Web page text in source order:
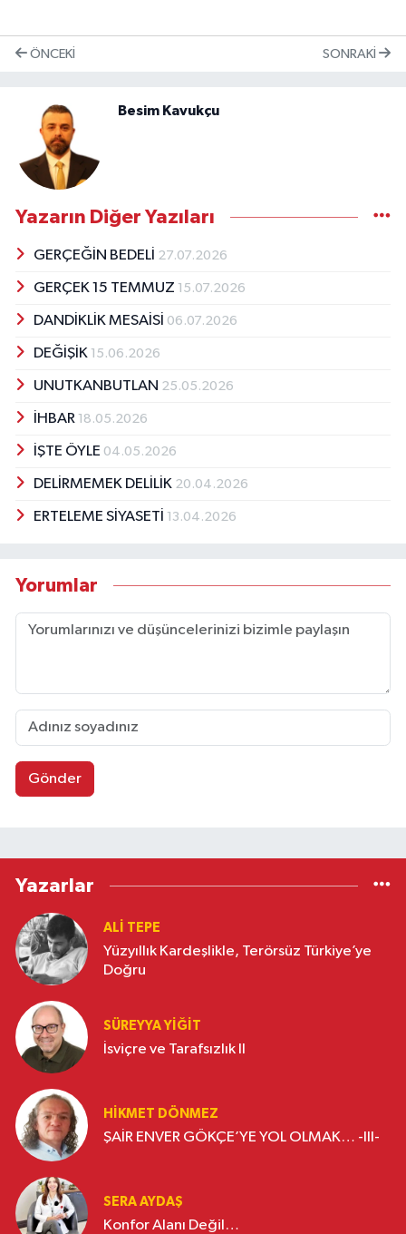
ÖNCEKI SONRAKI
Besim Kavukçu
Yazarın Diğer Yazıları
GERÇEĞİN BEDELİ 27.07.2026
GERÇEK 15 TEMMUZ 15.07.2026
DANDİKLİK MESAİSİ 06.07.2026
DEĞİŞİK 15.06.2026
UNUTKANBUTLAN 25.05.2026
İHBAR 18.05.2026
İŞTE ÖYLE 04.05.2026
DELİRMEMEK DELİLİK 20.04.2026
ERTELEME SİYASETİ 13.04.2026
Yorumlar
Gönder
Yazarlar
ALI TEPE
Yüzyıllık Kardeşlikle, Terörsüz Türkiye’ye
Doğru
SÜREYYA YIĞIT
İsviçre ve Tarafsızlık II
HIKMET DÖNMEZ
ŞAİR ENVER GÖKÇE’YE YOL OLMAK… -III-
SERA AYDAŞ
Konfor Alanı Değil…